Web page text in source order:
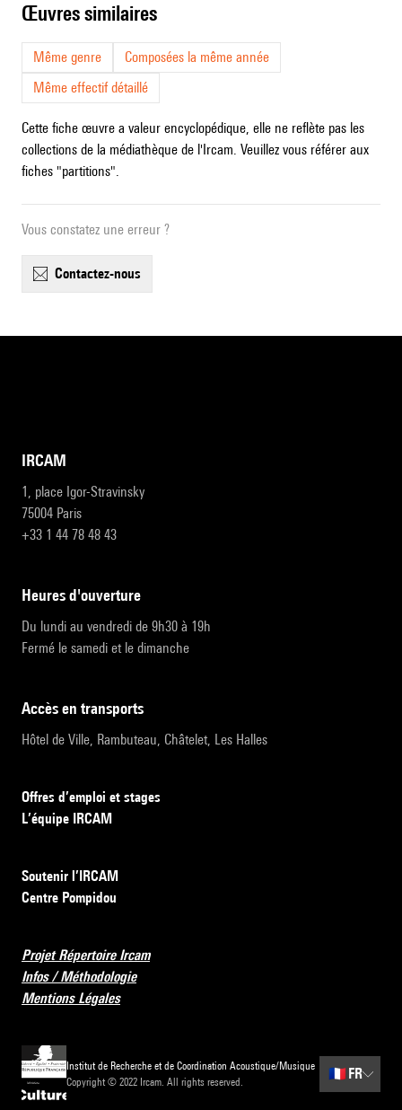
œuvres similaires
Même genre
Composées la même année
Même effectif détaillé
Cette fiche œuvre a valeur encyclopédique, elle ne reflète pas les
collections de la médiathèque de l'Ircam. Veuillez vous référer aux
fiches "partitions".
Vous constatez une erreur ?
contactez-nous
IRCAM
1, place Igor-Stravinsky
75004 Paris
+33 1 44 78 48 43
heures d'ouverture
Du lundi au vendredi de 9h30 à 19h
Fermé le samedi et le dimanche
accès en transports
Hôtel de Ville, Rambuteau, Châtelet, Les Halles
Offres d’emploi et stages
L’équipe IRCAM
Soutenir l’IRCAM
Centre Pompidou
Projet Répertoire Ircam
Infos / Méthodologie
Mentions Légales
Institut de Recherche et de Coordination Acoustique/Musique
Copyright © 2022 Ircam. All rights reserved.
🇫🇷 FR